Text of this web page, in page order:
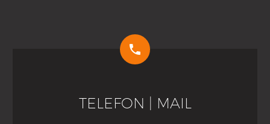


TELEFON | MAIL